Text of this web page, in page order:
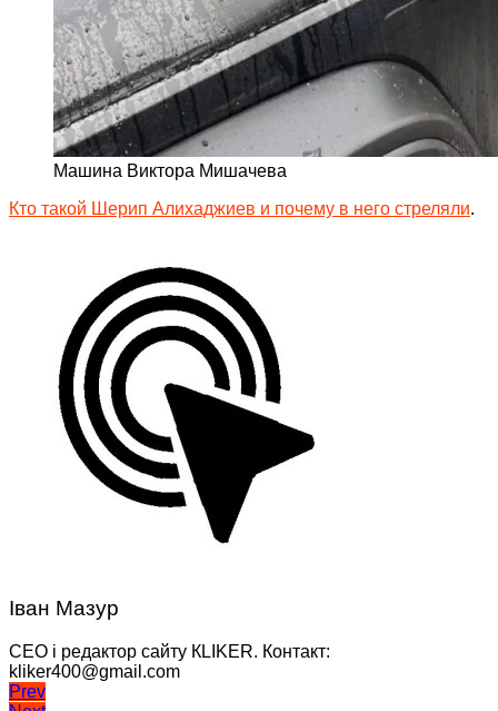
Машина Виктора Мишачева
Кто такой Шерип Алихаджиев и почему в него стреляли.
Іван Мазур
CEO і редактор сайту КLIKER. Контакт:
kliker400@gmail.com
Навігація
Prev